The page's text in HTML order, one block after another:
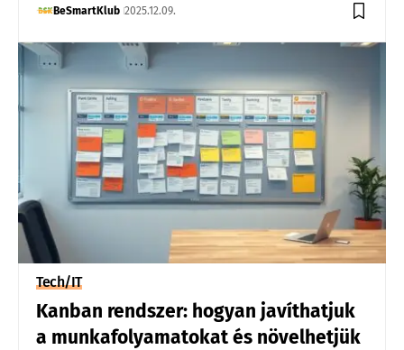
BeSmartKlub 2025.12.09.
Tech/IT
Kanban rendszer: hogyan javíthatjuk
a munkafolyamatokat és növelhetjük